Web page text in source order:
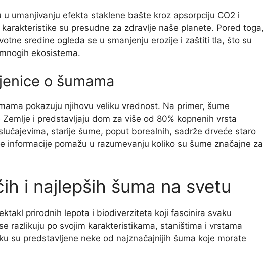
u umanjivanju efekta staklene bašte kroz apsorpciju CO2 i
su presudne za zdravlje naše planete. Pored toga,
sredine ogleda se u smanjenju erozije i zaštiti tla, što su
ekosistema.
o šumama
pokazuju njihovu veliku vrednost. Na primer, šume
Zemlje i predstavljaju dom za više od 80% kopnenih vrsta
starije šume, poput borealnih, sadrže drveće staro
informacije pomažu u razumevanju koliko su šume značajne za
i najlepših šuma na svetu
prirodnih lepota i biodiverziteta koji fascinira svaku
razlikuju po svojim karakteristikama, staništima i vrstama
su predstavljene neke od najznačajnijih šuma koje morate